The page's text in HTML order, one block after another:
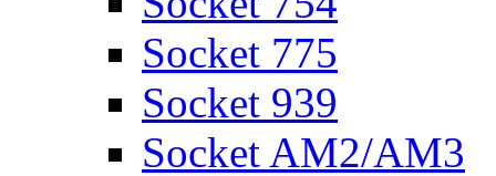
Socket 775
Socket 939
Socket AM2/AM3